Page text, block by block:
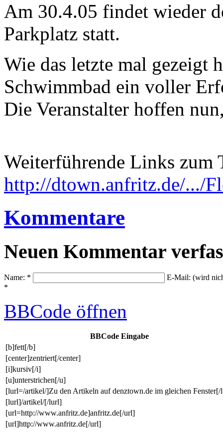
Am 30.4.05 findet wieder
Parkplatz statt.
Wie das letzte mal gezeigt
Schwimmbad ein voller
Die Veranstalter hoffen
Weiterführende Links zum
http://dtown.anfritz.de/.../
Kommentare
Neuen Kommentar
Name: *
E-Mail: (wird
*
BBCode öffnen
BBCode Eingabe
[b]fett[/b]
[center]zentriert[/center]
[i]kursiv[/i]
[u]unterstrichen[/u]
[lurl=/artikel/]Zu den Artikeln auf denztown.de im gleichen
[lurl]/artikel/[/lurl]
[url=http://www.anfritz.de]anfritz.de[/url]
[url]http://www.anfritz.de[/url]